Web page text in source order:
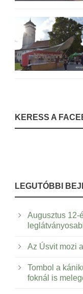
KERESS A
LEGUTÓBBI
Augusztus 12-
Az Úsvit mozi
Tombol a
foknál is